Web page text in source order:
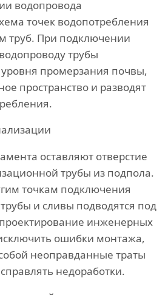
водопровода
точек водопотребления
труб. При подключении
трубы
промерзания почвы,
пространство и разводят
оставляют отверстие
трубы из подпола.
точкам подключения
и сливы подводятся под
инженерных
ошибки монтажа,
неоправданные траты
недоработки.